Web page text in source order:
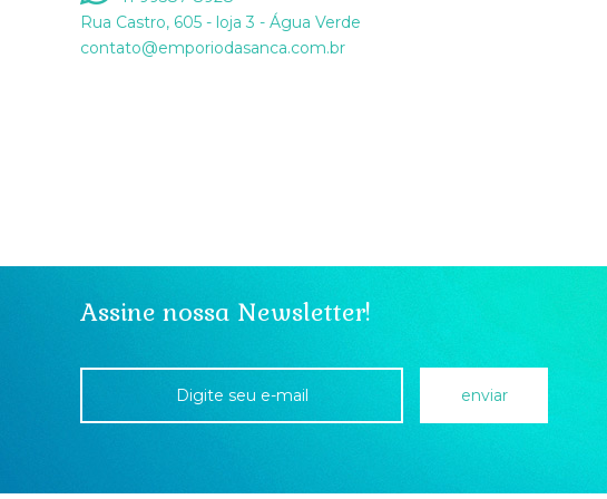
Rua Castro, 605 - loja 3 - Água Verde
contato@emporiodasanca.com.br
Assine nossa Newsletter!